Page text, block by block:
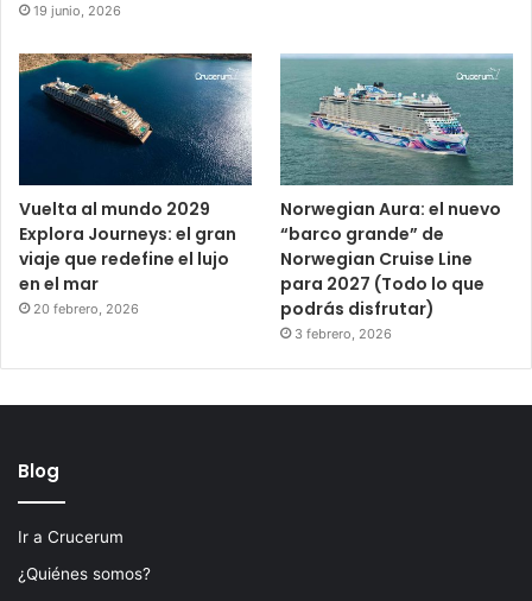
19 junio, 2026
Vuelta al mundo 2029
Explora Journeys: el gran
viaje que redefine el lujo
en el mar
20 febrero, 2026
Norwegian Aura: el nuevo
“barco grande” de
Norwegian Cruise Line
para 2027 (Todo lo que
podrás disfrutar)
3 febrero, 2026
Blog
Ir a Crucerum
¿Quiénes somos?